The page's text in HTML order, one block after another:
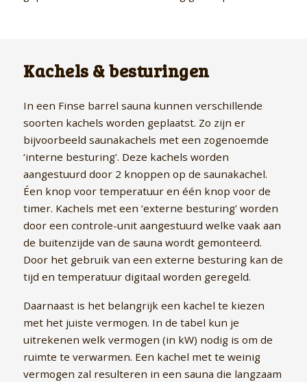
Kachels & besturingen
In een Finse barrel sauna kunnen verschillende
soorten kachels worden geplaatst. Zo zijn er
bijvoorbeeld saunakachels met een zogenoemde
‘interne besturing’. Deze kachels worden
aangestuurd door 2 knoppen op de saunakachel.
Éen knop voor temperatuur en één knop voor de
timer. Kachels met een ‘externe besturing’ worden
door een controle-unit aangestuurd welke vaak aan
de buitenzijde van de sauna wordt gemonteerd.
Door het gebruik van een externe besturing kan de
tijd en temperatuur digitaal worden geregeld.
Daarnaast is het belangrijk een kachel te kiezen
met het juiste vermogen. In de tabel kun je
uitrekenen welk vermogen (in kW) nodig is om de
ruimte te verwarmen. Een kachel met te weinig
vermogen zal resulteren in een sauna die langzaam